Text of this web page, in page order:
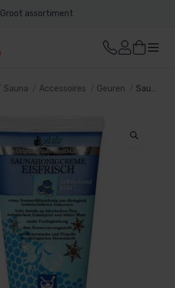
Groot assortiment
Sauna Accessoires Geuren Sauna Honing Crème IJs fris